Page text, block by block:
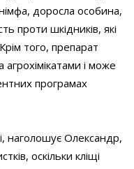
доросла особина,
проти шкідників, які
того, препарат
і може
програмах
наголошує Олександр,
оскільки кліщі